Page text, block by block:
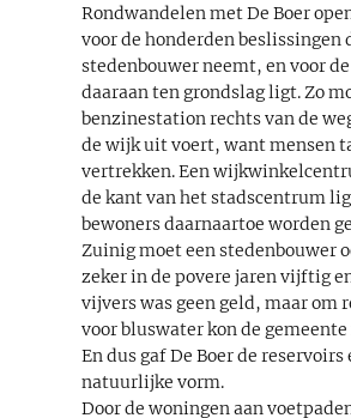
Rondwandelen met De Boer
voor de honderden beslissingen
stedenbouwer neemt, en voor
daaraan ten grondslag ligt. Zo
benzinestation rechts van de
de wijk uit voert, want mensen
vertrekken. Een
de kant van het stadscentrum
bewoners daarnaartoe worden
Zuinig moet een stedenbouwer
zeker in de povere jaren vijftig
vijvers was geen geld, maar om
voor bluswater kon de
En dus gaf De Boer de reservoirs
natuurlijke vorm.
Door de woningen aan